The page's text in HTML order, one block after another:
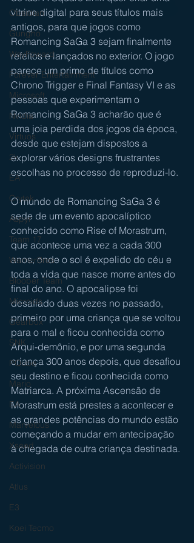
Obsidian
Gungho
WayFoward
Forever Entertainment
Microsoft
Nvidia
Virtuos
2k
EA
Crytek
Aspyr
Team 17
WarnerBros
Bloober Team
Microids
Gearbox
SNK
PQube
Mario
EA
Marvelous
Xseed
Activision
Atlus
E3
Koei Tecmo
vitrine digital para seus títulos mais
antigos, para que jogos como
Romancing SaGa 3 sejam finalmente
refeitos e lançados no exterior. O jogo
parece um primo de títulos como
Chrono Trigger e Final Fantasy VI e as
pessoas que experimentam o
Romancing SaGa 3 acharão que é
uma joia perdida dos jogos da época,
desde que estejam dispostos a
explorar vários designs frustrantes
escolhas no processo de reproduzi-lo.
O mundo de Romancing SaGa 3 é
sede de um evento apocalíptico
conhecido como Rise of Morastrum,
que acontece uma vez a cada 300
anos, onde o sol é expelido do céu e
toda a vida que nasce morre antes do
final do ano. O apocalipse foi
desafiado duas vezes no passado,
primeiro por uma criança que se voltou
para o mal e ficou conhecida como
Arqui-demônio, e por uma segunda
criança 300 anos depois, que desafiou
seu destino e ficou conhecida como
Matriarca. A próxima Ascensão de
Morastrum está prestes a acontecer e
as grandes potências do mundo estão
começando a mudar em antecipação
à chegada de outra criança destinada.